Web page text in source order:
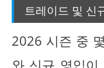
트레이드 및 신
2026 시즌 중
와 신규 영입이